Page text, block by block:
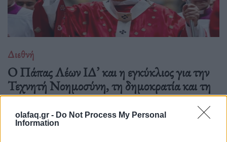
olafaq.gr - Do Not Process My Personal
Information
Διεθνή
Ο Πάπας Λέων ΙΔ’ και η εγκύκλιος για την
Τεχνητή Νοημοσύνη, τη δημοκρατία και τη
συγκέντρωση ισχύος
02.06.26